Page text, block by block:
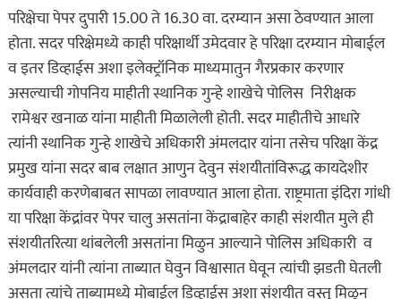
परिक्षेचा पेपर दुपारी 15.00 ते 16.30 वा. दरम्यान असा ठेवण्यात आला
होता. सदर परिक्षेमध्ये काही परिक्षार्थी उमेदवार हे परिक्षा दरम्यान मोबाईल
व इतर डिव्हाईस अशा इलेक्ट्रॉनिक माध्यमातुन गैरप्रकार करणार
असल्याची गोपनिय माहीती स्थानिक गुन्हे शाखेचे पोलिस निरीक्षक
रामेश्वर खनाळ यांना माहीती मिळालेली होती. सदर माहीतीचे आधारे
त्यांनी स्थानिक गुन्हे शाखेचे अधिकारी अंमलदार यांना तसेच परिक्षा केंद्र
प्रमुख यांना सदर बाब लक्षात आणुन देवुन संशयीतांविरूद्ध कायदेशीर
कार्यवाही करणेबाबत सापळा लावण्यात आला होता. राष्ट्रमाता इंदिरा गांधी
या परिक्षा केंद्रांवर पेपर चालु असतांना केंद्राबाहेर काही संशयीत मुले ही
संशयीतरित्या थांबलेली असतांना मिळुन आल्याने पोलिस अधिकारी व
अंमलदार यांनी त्यांना ताब्यात घेवुन विश्वासात घेवून त्यांची झडती घेतली
असता त्यांचे ताब्यामध्ये मोबाईल डिव्हाईस अशा संशयीत वस्तु मिळुन